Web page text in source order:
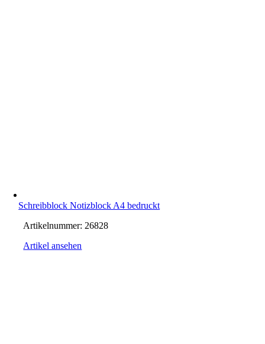
Schreibblock Notizblock A4 bedruckt
Artikelnummer: 26828
Artikel ansehen